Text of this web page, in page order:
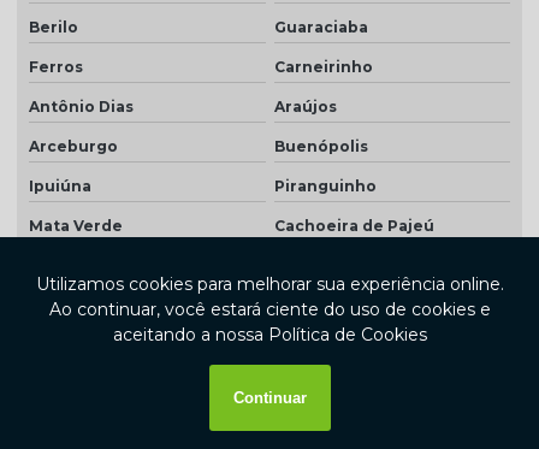
Berilo Guaraciaba
Ferros Carneirinho
Antônio Dias Araújos
Arceburgo Buenópolis
Ipuiúna Piranguinho
Mata Verde Cachoeira de Pajeú
Coqueiral Santana do Manhuaçu
Lagoa Grande Miradouro
Matias Cardoso